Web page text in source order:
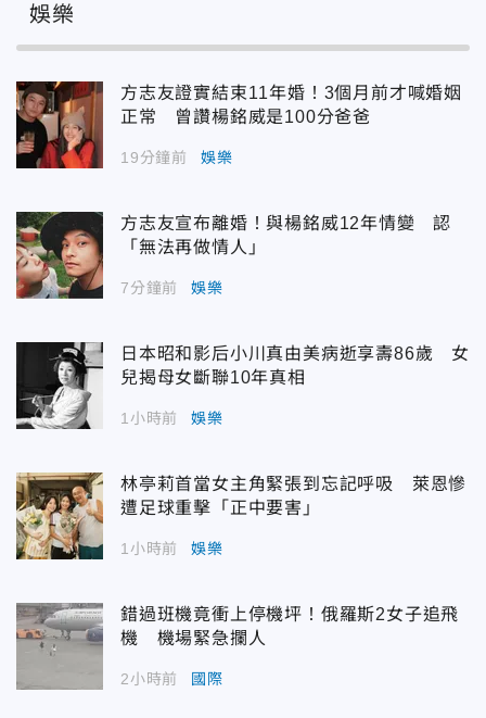
娛樂
方志友證實結束11年婚！3個月前才喊婚姻
正常 曾讚楊銘威是100分爸爸
19分鐘前 娛樂
方志友宣布離婚！與楊銘威12年情變 認
「無法再做情人」
7分鐘前 娛樂
日本昭和影后小川真由美病逝享壽86歲 女
兒揭母女斷聯10年真相
1小時前 娛樂
林亭莉首當女主角緊張到忘記呼吸 萊恩慘
遭足球重擊「正中要害」
1小時前 娛樂
錯過班機竟衝上停機坪！俄羅斯2女子追飛
機 機場緊急攔人
2小時前 國際